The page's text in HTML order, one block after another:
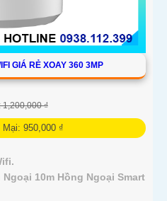
GIÁ RẺ XOAY 360 3MP
1,200,000 ₫
950,000 ₫
Ngoại 10m Hồng Ngoại Smart